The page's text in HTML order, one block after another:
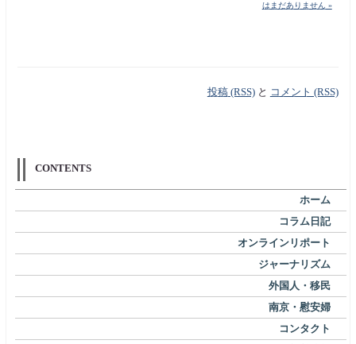
はまだありません »
投稿 (RSS)と コメント (RSS)
CONTENTS
ホーム
コラム日記
オンラインリポート
ジャーナリズム
外国人・移民
南京・慰安婦
コンタクト